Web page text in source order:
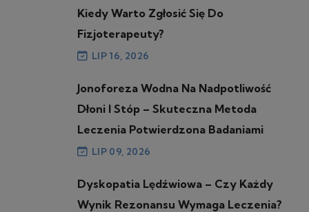
Kiedy Warto Zgłosić Się Do
Fizjoterapeuty?
LIP 16, 2026
Jonoforeza Wodna Na Nadpotliwość
Dłoni I Stóp – Skuteczna Metoda
Leczenia Potwierdzona Badaniami
LIP 09, 2026
Dyskopatia Lędźwiowa – Czy Każdy
Wynik Rezonansu Wymaga Leczenia?